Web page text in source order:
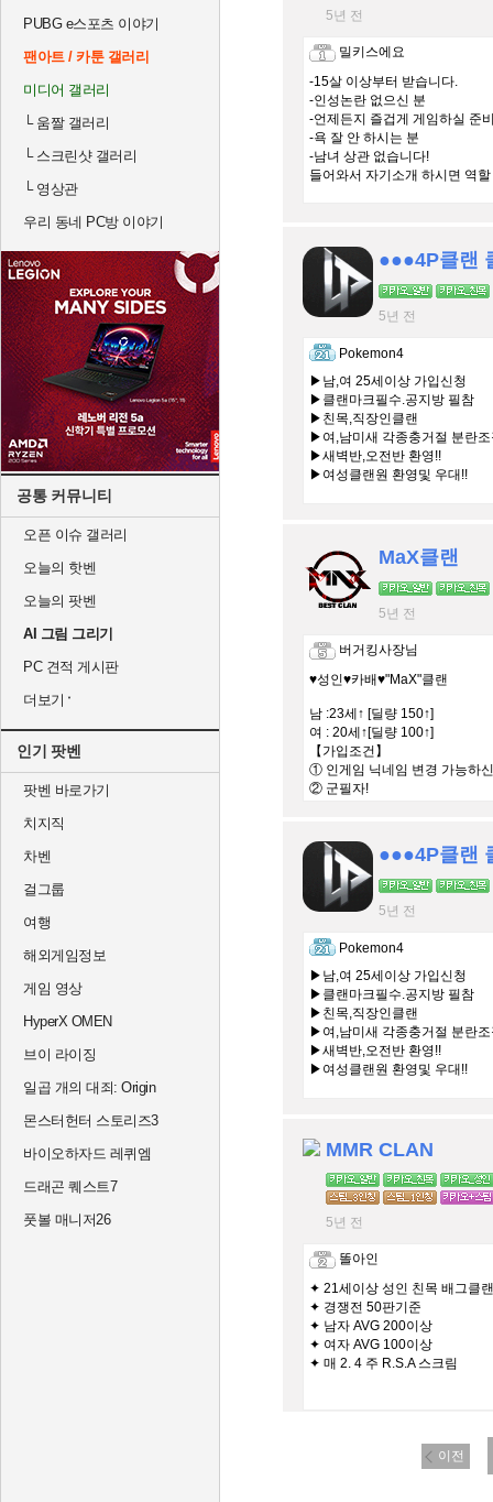
PUBG e스포츠 이야기
팬아트 / 카툰 갤러리
미디어 갤러리
└움짤 갤러리
└스크린샷 갤러리
└영상관
우리 동네 PC방 이야기
공통 커뮤니티
오픈 이슈 갤러리
오늘의 핫벤
오늘의 팟벤
AI 그림 그리기
PC 견적 게시판
더보기
인기 팟벤
팟벤 바로가기
치지직
차벤
걸그룹
여행
해외게임정보
게임 영상
HyperX OMEN
브이 라이징
일곱 개의 대죄: Origin
몬스터헌터 스토리즈3
바이오하자드 레퀴엠
드래곤 퀘스트7
풋볼 매니저26
5년 전
밀키스에요
-15살 이상부터 받습니다.
-인성논란 없으신 분
-언제든지 즐겁게 게임하실 준
-욕 잘 안 하시는 분
-남녀 상관 없습니다!
들어와서 자기소개 하시면 역
●●●4P클랜
5년 전
Pokemon4
▶남,여 25세이상 가입신청
▶클랜마크필수.공지방 필참
▶친목,직장인클랜
▶여,남미새 각종충거절 분란
▶새벽반,오전반 환영!!
▶여성클랜원 환영및 우대!!
MaX클랜
5년 전
버거킹사장님
♥성인♥카배♥"MaX"클랜
남 :23세↑ [딜량 150↑]
여 : 20세↑[딜량 100↑]
【가입조건】
① 인게임 닉네임 변경 가능하
② 군필자!
●●●4P클랜
5년 전
Pokemon4
▶남,여 25세이상 가입신청
▶클랜마크필수.공지방 필참
▶친목,직장인클랜
▶여,남미새 각종충거절 분란
▶새벽반,오전반 환영!!
▶여성클랜원 환영및 우대!!
MMR CLAN
5년 전
똘아인
✦ 21세이상 성인 친목 배그클랜
✦ 경쟁전 50판기준
✦ 남자 AVG 200이상
✦ 여자 AVG 100이상
✦ 매 2. 4 주 R.S.A 스크림
이전